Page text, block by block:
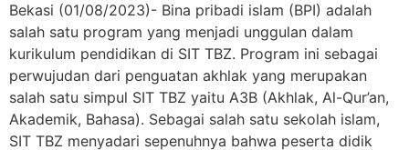
Bekasi (01/08/2023)- Bina pribadi islam (BPI) adalah
salah satu program yang menjadi unggulan dalam
kurikulum pendidikan di SIT TBZ. Program ini sebagai
perwujudan dari penguatan akhlak yang merupakan
salah satu simpul SIT TBZ yaitu A3B (Akhlak, Al-Qur’an,
Akademik, Bahasa). Sebagai salah satu sekolah islam,
SIT TBZ menyadari sepenuhnya bahwa peserta didik